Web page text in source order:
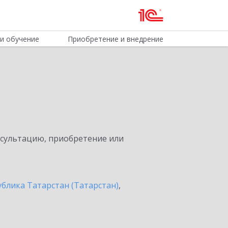
обучение Приобретение и внедрение
приобретение или
Татарстан (Татарстан),